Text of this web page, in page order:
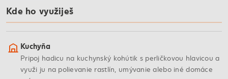
Kde ho využiješ
Kuchyňa
Pripoj hadicu na kuchynský kohútik s perličkovou hlavicou a
využi ju na polievanie rastlín, umývanie alebo iné domáce